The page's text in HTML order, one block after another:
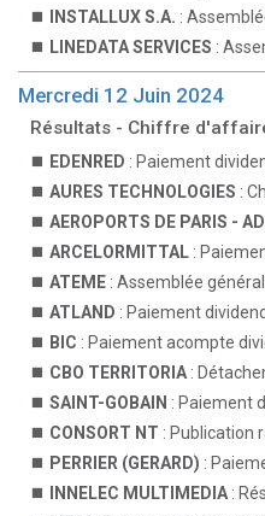
INSTALLUX S.A. :
LINEDATA SERVICES :
Mercredi 12 Juin 2024
Résultats - Chiffre
EDENRED : Paiement
AURES TECHNOLOGIES :
AEROPORTS DE PARIS -
ARCELORMITTAL :
ATEME : Assemblée
ATLAND : Paiement
BIC : Paiement acompte
CBO TERRITORIA :
SAINT-GOBAIN : Paiement
CONSORT NT : Publication
PERRIER (GERARD) :
INNELEC MULTIMEDIA :